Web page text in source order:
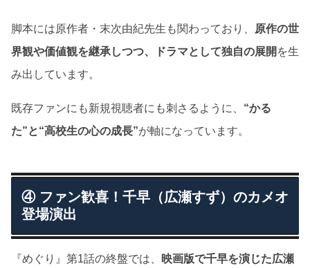
脚本には原作者・末次由紀先生も関わっており、
原作の世
界観や価値観を継承しつつ、ドラマとして独自の展開 を生
み出しています。
既存ファンにも新規視聴者にも刺さるように、 “かる
た”と“高校生の心の成長”が軸になっています。
④ ファン歓喜！千早（広瀬すず）のカメオ
登場演出
『めぐり』第1話の終盤では、 映画版で千早を演じた広瀬